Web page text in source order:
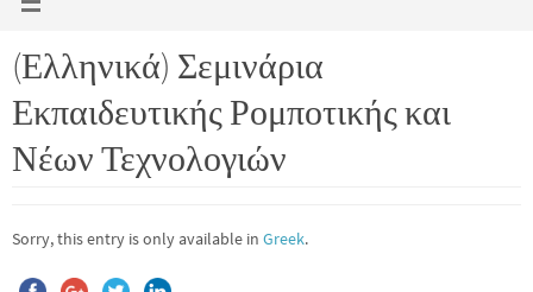
(Ελληνικά) Σεμινάρια
Εκπαιδευτικής Ρομποτικής και
Νέων Τεχνολογιών
Sorry, this entry is only available in Greek.